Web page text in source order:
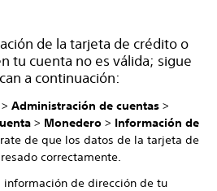
de la tarjeta de crédito o
tu cuenta no es válida; sigue
a continuación:
> Administración de cuentas >
> Monedero > Información de
de que los datos de la tarjeta de
correctamente.
información de dirección de tu